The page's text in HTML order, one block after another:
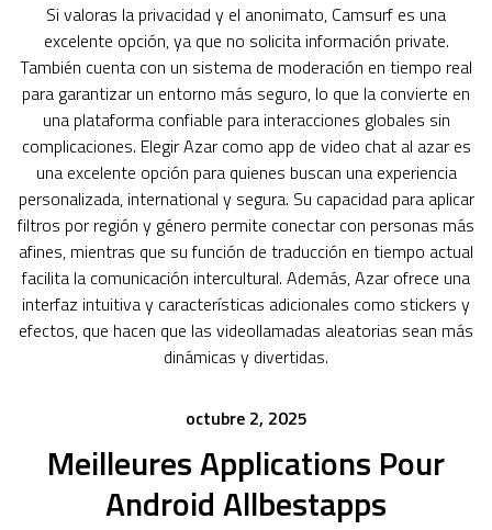
Si valoras la privacidad y el anonimato, Camsurf es una
excelente opción, ya que no solicita información private.
También cuenta con un sistema de moderación en tiempo real
para garantizar un entorno más seguro, lo que la convierte en
una plataforma confiable para interacciones globales sin
complicaciones. Elegir Azar como app de video chat al azar es
una excelente opción para quienes buscan una experiencia
personalizada, international y segura. Su capacidad para aplicar
filtros por región y género permite conectar con personas más
afines, mientras que su función de traducción en tiempo actual
facilita la comunicación intercultural. Además, Azar ofrece una
interfaz intuitiva y características adicionales como stickers y
efectos, que hacen que las videollamadas aleatorias sean más
dinámicas y divertidas.
octubre 2, 2025
Meilleures Applications Pour
Android Allbestapps